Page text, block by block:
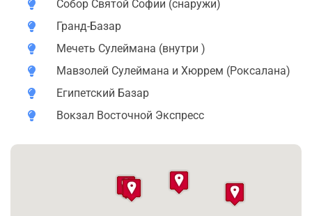
своими пряностями.
Собор Святой Софии (снаружи)
Гранд-Базар
Мечеть Сулеймана (внутри )
Мавзолей Сулеймана и Хюррем (Роксалана)
Египетский Базар
Вокзал Восточной Экспресс